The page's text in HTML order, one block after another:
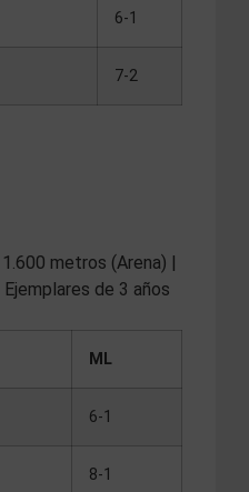
6-1
7-2
1.600 metros (Arena) |
de 3 años
ML
6-1
8-1